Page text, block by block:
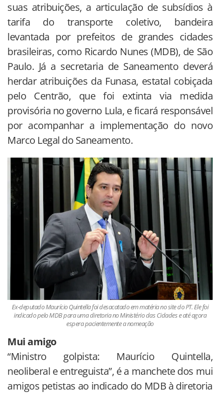
suas atribuições, a articulação de subsídios à
tarifa do transporte coletivo, bandeira
levantada por prefeitos de grandes cidades
brasileiras, como Ricardo Nunes (MDB), de São
Paulo. Já a secretaria de Saneamento deverá
herdar atribuições da Funasa, estatal cobiçada
pelo Centrão, que foi extinta via medida
provisória no governo Lula, e ficará responsável
por acompanhar a implementação do novo
Marco Legal do Saneamento.
Ex-deputado Maurício Quintella foi desacatado em matéria no site do PT. Ele foi
indicado pelo MDB para uma diretoria no Ministério das Cidades e até agora
espera pacientemente a nomeação
Mui amigo
“Ministro golpista: Maurício Quintella,
neoliberal e entreguista”, é a manchete dos mui
amigos petistas ao indicado do MDB à diretoria